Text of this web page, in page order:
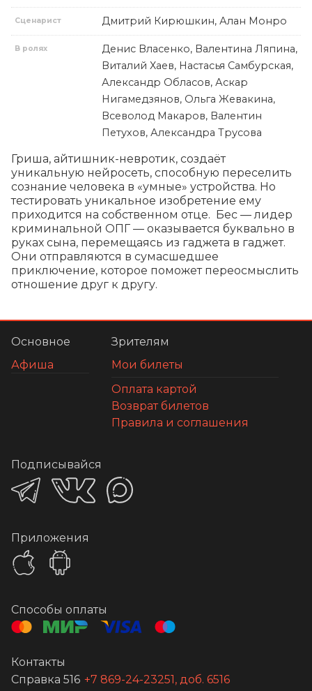
Сценарист Дмитрий Кирюшкин, Алан Монро
В ролях
Денис Власенко, Валентина Ляпина,
Виталий Хаев, Настасья Самбурская,
Александр Обласов, Аскар
Нигамедзянов, Ольга Жевакина,
Всеволод Макаров, Валентин
Петухов, Александра Трусова
Гриша, айтишник-невротик, создаёт
уникальную нейросеть, способную переселить
сознание человека в «умные» устройства. Но
тестировать уникальное изобретение ему
приходится на собственном отце.  Бес — лидер
криминальной ОПГ — оказывается буквально в
руках сына, перемещаясь из гаджета в гаджет.
Они отправляются в сумасшедшее
приключение, которое поможет переосмыслить
отношение друг к другу.
Основное
Афиша
Зрителям
Мои билеты
Оплата картой
Возврат билетов
Правила и соглашения
Подписывайся
Приложения
Способы оплаты
Контакты
Справка 516 +7 869-24-23251, доб. 6516